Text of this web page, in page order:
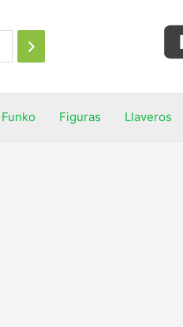
Funko Figuras Llaveros